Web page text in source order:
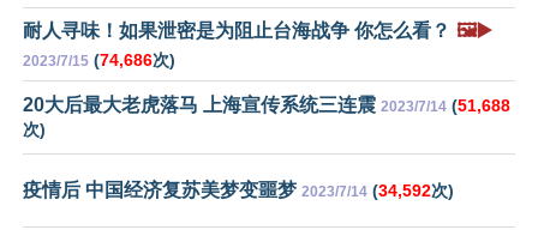
耐人寻味！如果泄密是为阻止台海战争 你怎么看？ 🖼️▶️
2023/7/15 (74,686次)
20大后最大老虎落马 上海宣传系统三连震 2023/7/14 (51,688
次)
疫情后 中国经济复苏美梦变噩梦 2023/7/14 (34,592次)